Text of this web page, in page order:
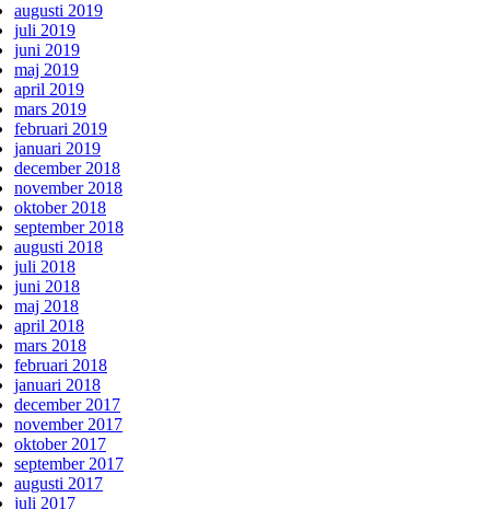
augusti 2019
juli 2019
juni 2019
maj 2019
april 2019
mars 2019
februari 2019
januari 2019
december 2018
november 2018
oktober 2018
september 2018
augusti 2018
juli 2018
juni 2018
maj 2018
april 2018
mars 2018
februari 2018
januari 2018
december 2017
november 2017
oktober 2017
september 2017
augusti 2017
juli 2017